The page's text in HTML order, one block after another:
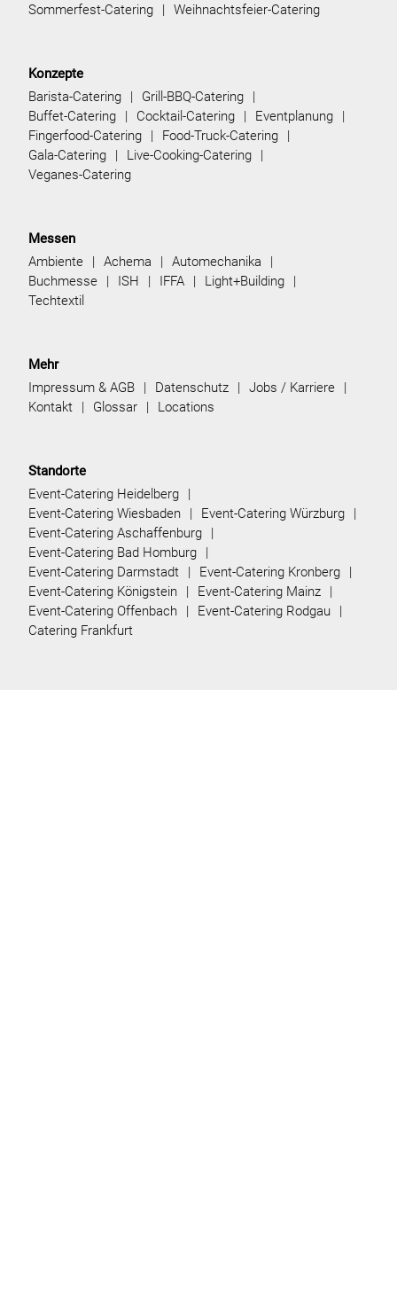
Sommerfest-Catering
Weihnachtsfeier-Catering
Konzepte
Barista-Catering
Grill-BBQ-Catering
Buffet-Catering
Cocktail-Catering
Eventplanung
Fingerfood-Catering
Food-Truck-Catering
Gala-Catering
Live-Cooking-Catering
Veganes-Catering
Messen
Ambiente
Achema
Automechanika
Buchmesse
ISH IFFA
Light+Building
Techtextil
Mehr
Impressum & AGB
Datenschutz
Jobs / Karriere
Kontakt
Glossar Locations
Standorte
Event-Catering Heidelberg
Event-Catering Wiesbaden
Event-Catering Würzburg
Event-Catering Aschaffenburg
Event-Catering Bad Homburg
Event-Catering Darmstadt
Event-Catering Kronberg
Event-Catering Königstein
Event-Catering Mainz
Event-Catering Offenbach
Event-Catering Rodgau
Catering Frankfurt